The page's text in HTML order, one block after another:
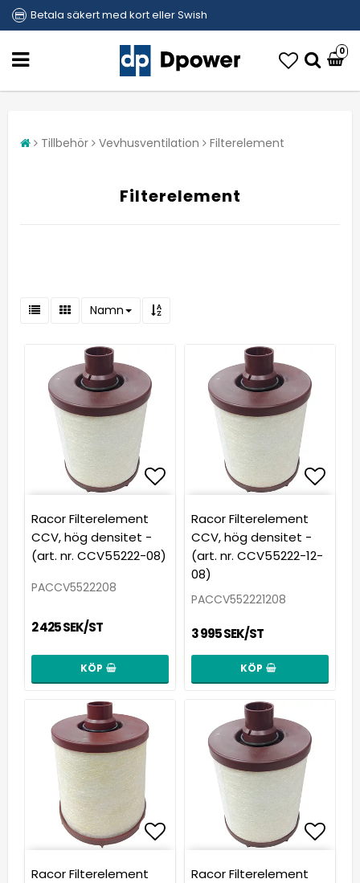
Betala säkert med kort eller Swish
0
Tillbehör Vevhusventilation Filterelement
Filterelement
Namn
Lägg till i
Racor Filterelement
CCV, hög densitet -
(art. nr. CCV55222-08)
PACCV5522208
2 425 SEK/ST
KÖP
Racor Filterelement
CCV, hög densitet -
(art. nr. CCV55222-12-
08)
PACCV552221208
3 995 SEK/ST
KÖP
Lägg till i
Racor Filterelement
Racor Filterelement